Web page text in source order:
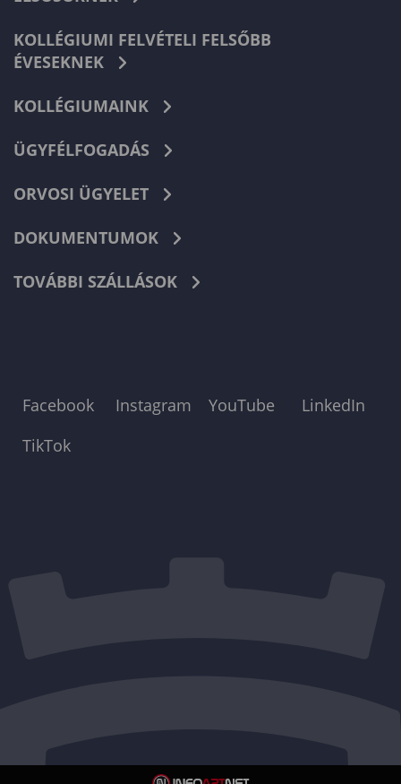
KOLLÉGIUMI FELVÉTELI FELSŐBB
ÉVESEKNEK
KOLLÉGIUMAINK
ÜGYFÉLFOGADÁS
ORVOSI ÜGYELET
DOKUMENTUMOK
TOVÁBBI SZÁLLÁSOK
Facebook Instagram YouTube
LinkedIn
TikTok